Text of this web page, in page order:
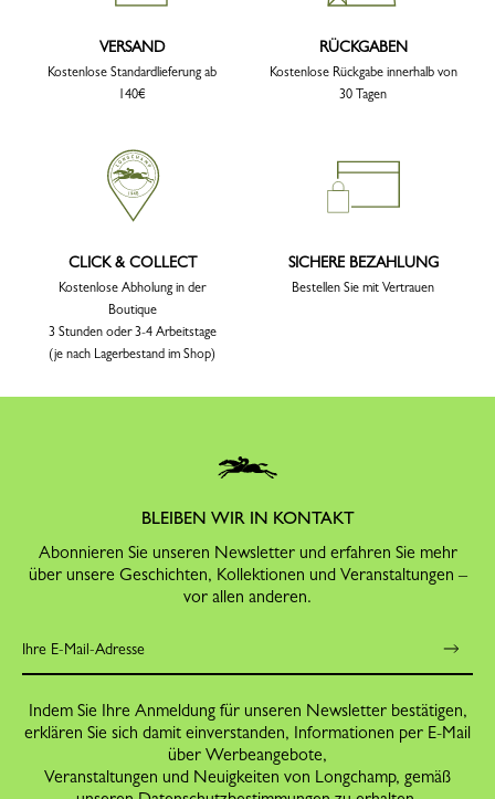
VERSAND
Kostenlose Standardlieferung ab
140€
RÜCKGABEN
Kostenlose Rückgabe innerhalb von
30 Tagen
CLICK & COLLECT
Kostenlose Abholung in der
Boutique
3 Stunden oder 3-4 Arbeitstage
(je nach Lagerbestand im Shop)
SICHERE BEZAHLUNG
Bestellen Sie mit Vertrauen
BLEIBEN WIR IN KONTAKT
Abonnieren Sie unseren Newsletter und erfahren Sie mehr
über unsere Geschichten, Kollektionen und Veranstaltungen –
vor allen anderen.
Indem Sie Ihre Anmeldung für unseren Newsletter bestätigen,
erklären Sie sich damit einverstanden, Informationen per E-Mail
über Werbeangebote,
Veranstaltungen und Neuigkeiten von Longchamp, gemäß